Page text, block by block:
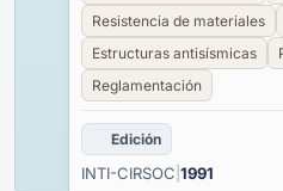
Resistencia de materiales
Estructuras antisísmicas
Reglamentación
Edición
INTI-CIRSOC 1991